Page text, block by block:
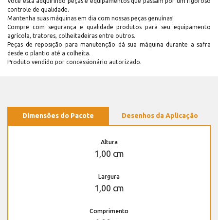
controle de qualidade.
Mantenha suas máquinas em dia com nossas peças genuínas!
Compre com segurança e qualidade produtos para seu equipamento
agrícola, tratores, colheitadeiras entre outros.
Peças de reposição para manutenção dá sua máquina durante a safra
desde o plantio até a colheita.
Produto vendido por concessionário autorizado.
Dimensões do Pacote Desenhos da Aplicação
Altura
1,00 cm
Largura
1,00 cm
Comprimento